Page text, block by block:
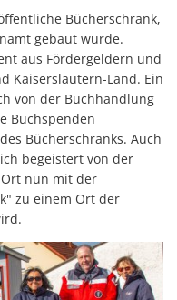
Bücherschrank,
gebaut wurde.
aus Fördergeldern und
Kaiserslautern-Land. Ein
von der Buchhandlung
Buchspenden
Bücherschranks. Auch
begeistert von der
nun mit der
zu einem Ort der